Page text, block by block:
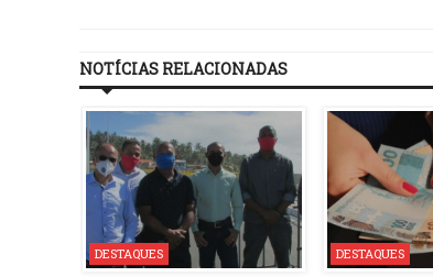
NOTÍCIAS RELACIONADAS
DESTAQUES DESTAQUES